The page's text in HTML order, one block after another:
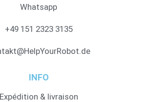
Whatsapp
+49 151 2323 3135
INFO
Expédition & livraison